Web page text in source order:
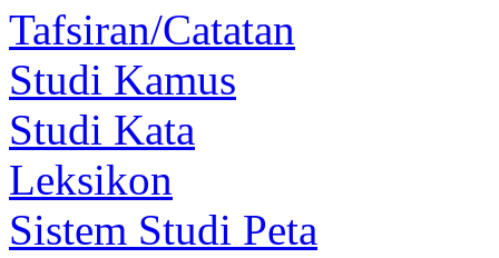
Tafsiran/Catatan
Studi Kamus
Studi Kata
Leksikon
Sistem Studi Peta